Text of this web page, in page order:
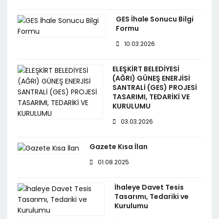
GES İhale Sonucu Bilgi
Formu
10.03.2026
ELEŞKİRT BELEDİYESİ
(AĞRI) GÜNEŞ ENERJİSİ
SANTRALİ (GES) PROJESİ
TASARIMI, TEDARİKİ VE
KURULUMU
03.03.2026
Gazete Kısa İlan
01.08.2025
İhaleye Davet Tesis
Tasarımı, Tedariki ve
Kurulumu